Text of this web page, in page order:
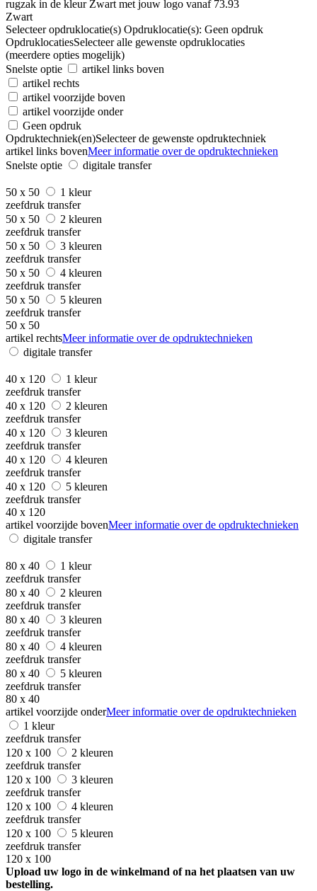
Zwart
Selecteer opdruklocatie(s) Opdruklocatie(s): Geen opdruk
OpdruklocatiesSelecteer alle gewenste opdruklocaties
(meerdere opties mogelijk)
Snelste optie
artikel links boven
artikel rechts
artikel voorzijde boven
artikel voorzijde onder
Geen opdruk
Opdruktechniek(en)Selecteer de gewenste opdruktechniek
artikel links bovenMeer informatie over de opdruktechnieken
Snelste optie
digitale transfer
50 x 50
1 kleur
zeefdruk transfer
50 x 50
2 kleuren
zeefdruk transfer
50 x 50
3 kleuren
zeefdruk transfer
50 x 50
4 kleuren
zeefdruk transfer
50 x 50
5 kleuren
zeefdruk transfer
50 x 50
artikel rechtsMeer informatie over de opdruktechnieken
digitale transfer
40 x 120
1 kleur
zeefdruk transfer
40 x 120
2 kleuren
zeefdruk transfer
40 x 120
3 kleuren
zeefdruk transfer
40 x 120
4 kleuren
zeefdruk transfer
40 x 120
5 kleuren
zeefdruk transfer
40 x 120
artikel voorzijde bovenMeer informatie over de opdruktechnieken
digitale transfer
80 x 40
1 kleur
zeefdruk transfer
80 x 40
2 kleuren
zeefdruk transfer
80 x 40
3 kleuren
zeefdruk transfer
80 x 40
4 kleuren
zeefdruk transfer
80 x 40
5 kleuren
zeefdruk transfer
80 x 40
artikel voorzijde onderMeer informatie over de opdruktechnieken
1 kleur
zeefdruk transfer
120 x 100
2 kleuren
zeefdruk transfer
120 x 100
3 kleuren
zeefdruk transfer
120 x 100
4 kleuren
zeefdruk transfer
120 x 100
5 kleuren
zeefdruk transfer
120 x 100
Upload uw logo in de winkelmand of na het plaatsen van uw
bestelling.